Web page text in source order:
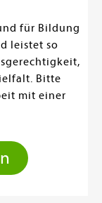
für Bildung
leistet so
Bitte
mit einer